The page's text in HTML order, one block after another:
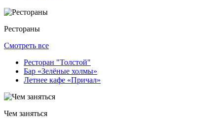
Рестораны
Смотреть все
Ресторан "Толстой"
Баp «Зелёные холмы»
Летнее кафе «Причал»
Чем заняться